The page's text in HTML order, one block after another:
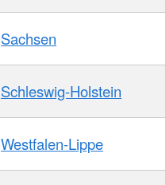
Sachsen
Schleswig-Holstein
Westfalen-Lippe